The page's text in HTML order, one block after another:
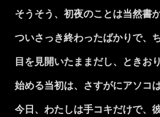
そうそう、初夜のことは当然書
ついさっき終わったばかりで、
目を見開いたままだし、ときお
始める当初は、さすがにアソコ
今日、わたしは手コキだけで、